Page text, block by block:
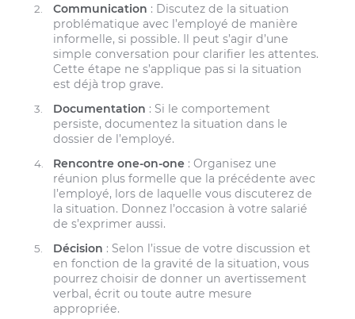
Communication : Discutez de la situation
problématique avec l’employé de manière
informelle, si possible. Il peut s’agir d’une
simple conversation pour clarifier les attentes.
Cette étape ne s’applique pas si la situation
est déjà trop grave.
Documentation : Si le comportement
persiste, documentez la situation dans le
dossier de l’employé.
Rencontre one-on-one : Organisez une
réunion plus formelle que la précédente avec
l’employé, lors de laquelle vous discuterez de
la situation. Donnez l’occasion à votre salarié
de s’exprimer aussi.
Décision : Selon l’issue de votre discussion et
en fonction de la gravité de la situation, vous
pourrez choisir de donner un avertissement
verbal, écrit ou toute autre mesure
appropriée.